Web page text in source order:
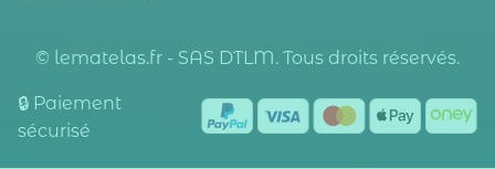
© lematelas.fr - SAS DTLM. Tous droits réservés.
🔒 Paiement
sécurisé